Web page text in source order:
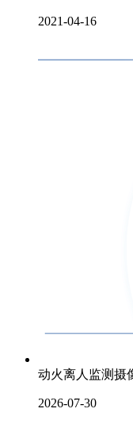
2021-04-16
动火离人监测摄
2026-07-30